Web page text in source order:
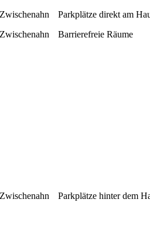
Parkplätze direkt am
Barrierefreie Räume
Parkplätze hinter dem